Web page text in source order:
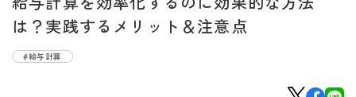
は？実践するメリット＆注意点
#給与計算